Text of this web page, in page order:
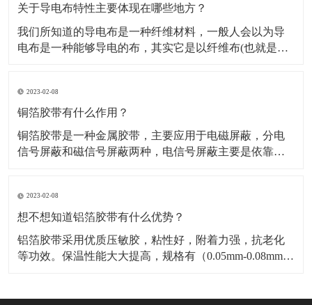
料，也是保温材料经销部门必购原料。广泛应用于冰
关于导电布特性主要体现在哪些地方？
我们所知道的导电布是一种纤维材料，一般人会以为导
电布是一种能够导电的布，其实它是以纤维布(也就是一
电布可分为：镀镍导电布，镀金导电布，镀炭导电布，
铝箔纤维复合布这几种，这几种导电布从外观上有平纹
和网格区
2023-02-08
铜箔胶带有什么作用？
铜箔胶带是一种金属胶带，主要应用于电磁屏蔽，分电
信号屏蔽和磁信号屏蔽两种，电信号屏蔽主要是依靠铜
机，笔记电脑和其他数码产品之中。​铜箔胶带具有低表
面氧气特性，可以附着与各种不同基材，如金属，绝缘
材料等
2023-02-08
想不想知道铝箔胶带有什么优势？
铝箔胶带采用优质压敏胶，粘性好，附着力强，抗老化
等功效。保温性能大大提高，规格有（0.05mm-0.08mm）